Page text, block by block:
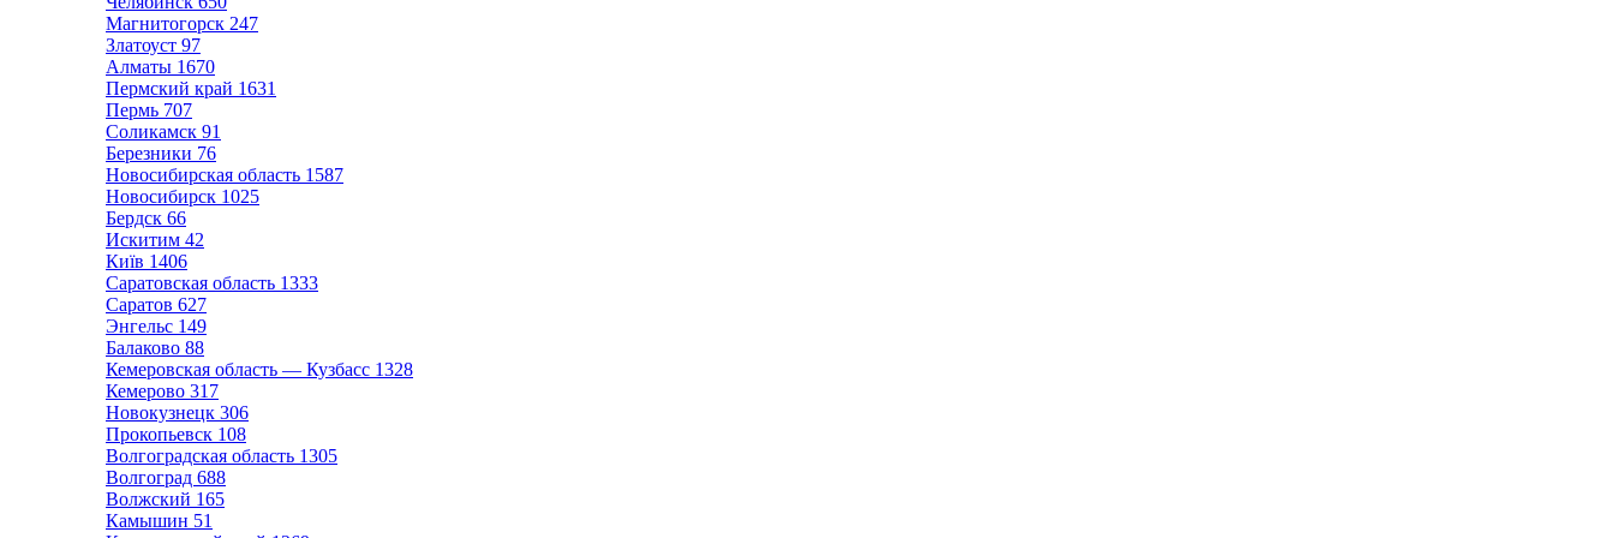
Магнитогорск 247
Златоуст 97
Алматы 1670
Пермский край 1631
Пермь 707
Соликамск 91
Березники 76
Новосибирская область 1587
Новосибирск 1025
Бердск 66
Искитим 42
Київ 1406
Саратовская область 1333
Саратов 627
Энгельс 149
Балаково 88
Кемеровская область — Кузбасс 1328
Кемерово 317
Новокузнецк 306
Прокопьевск 108
Волгоградская область 1305
Волгоград 688
Волжский 165
Камышин 51